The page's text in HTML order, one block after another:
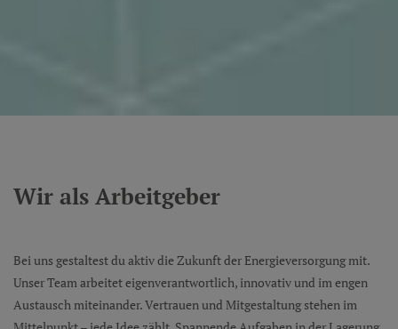
Wir als Arbeitgeber
Bei uns gestaltest du aktiv die Zukunft der Energieversorgung mit.
Unser Team arbeitet eigenverantwortlich, innovativ und im engen
Austausch miteinander. Vertrauen und Mitgestaltung stehen im